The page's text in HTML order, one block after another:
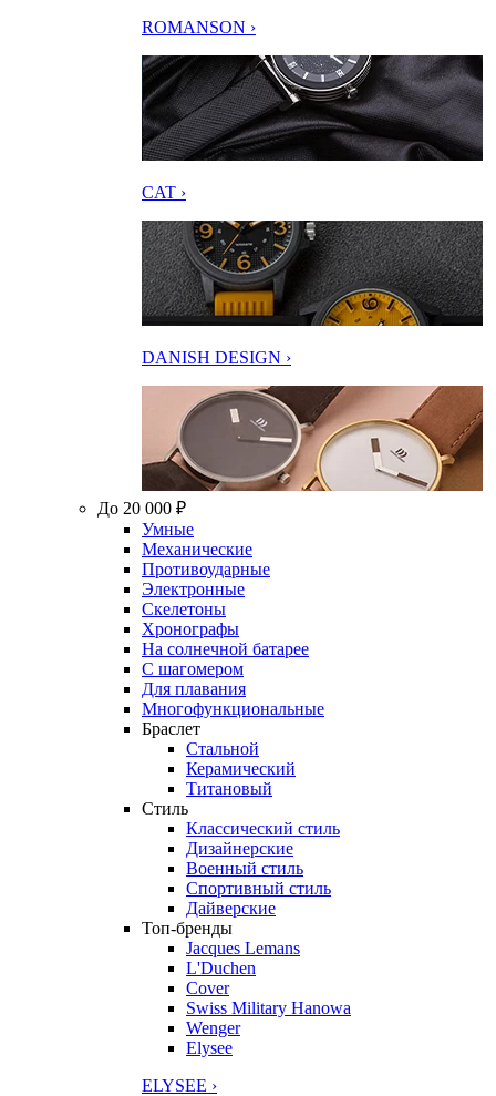
ROMANSON ›
CAT ›
DANISH DESIGN ›
До 20 000 ₽
Умные
Механические
Противоударные
Электронные
Скелетоны
Хронографы
На солнечной батарее
С шагомером
Для плавания
Многофункциональные
Браслет
Стальной
Керамический
Титановый
Стиль
Классический стиль
Дизайнерские
Военный стиль
Спортивный стиль
Дайверские
Топ-бренды
Jacques Lemans
L'Duchen
Cover
Swiss Military Hanowa
Wenger
Elysee
ELYSEE ›